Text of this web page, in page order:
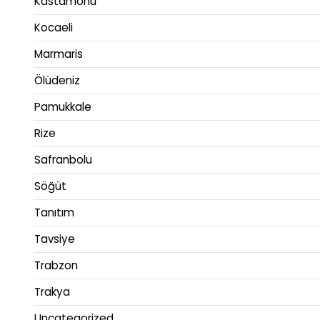
Kocaeli
Marmaris
Ölüdeniz
Pamukkale
Rize
Safranbolu
Söğüt
Tanıtım
Tavsiye
Trabzon
Trakya